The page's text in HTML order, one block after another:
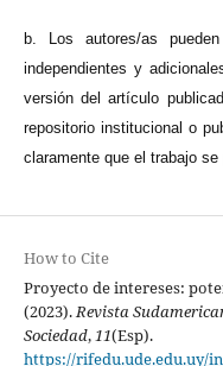
b. Los autores/as
independientes y
versión del artículo
repositorio institucional o
claramente que el trabajo
How to Cite
Proyecto de intereses:
(2023).Revista
Sociedad,11(Esp).
https://rifedu.ude.edu.uy/